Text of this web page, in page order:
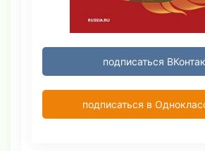
подписаться
подписаться в